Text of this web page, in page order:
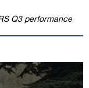
Q3 performance